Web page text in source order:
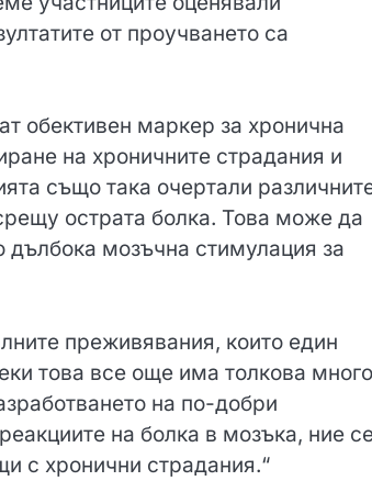
от проучването са
обективен маркер за хронична
на хроничните страдания и
също така очертали
острата болка. Това може да
дълбока мозъчна стимулация за
преживявания, които един
това все още има толкова много
на по-добри
на болка в мозъка, ние
с хронични страдания.“